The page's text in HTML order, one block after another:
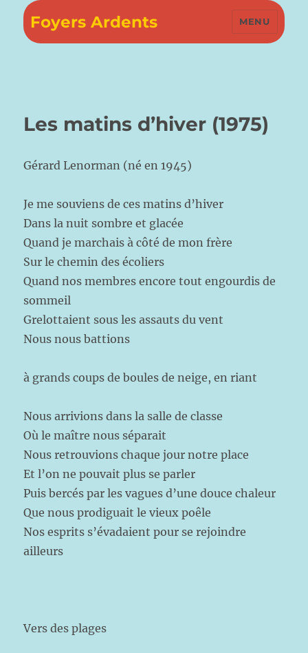
Foyers Ardents MENU
Les matins d’hiver (1975)
Gérard Lenorman (né en 1945)
Je me souviens de ces matins d’hiver
Dans la nuit sombre et glacée
Quand je marchais à côté de mon frère
Sur le chemin des écoliers
Quand nos membres encore tout engourdis de
sommeil
Grelottaient sous les assauts du vent
Nous nous battions
à grands coups de boules de neige, en riant
Nous arrivions dans la salle de classe
Où le maître nous séparait
Nous retrouvions chaque jour notre place
Et l’on ne pouvait plus se parler
Puis bercés par les vagues d’une douce chaleur
Que nous prodiguait le vieux poêle
Nos esprits s’évadaient pour se rejoindre
ailleurs
Vers des plages